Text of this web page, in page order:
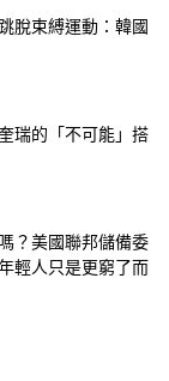
脫束縛運動：韓國
瑞的「不可能」搭
？美國聯邦儲備委
輕人只是更窮了而